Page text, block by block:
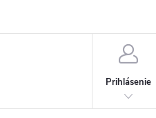
údajov
Prihlásenie